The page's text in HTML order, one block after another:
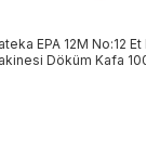
EPA 12M No:12 Et
Döküm Kafa 100